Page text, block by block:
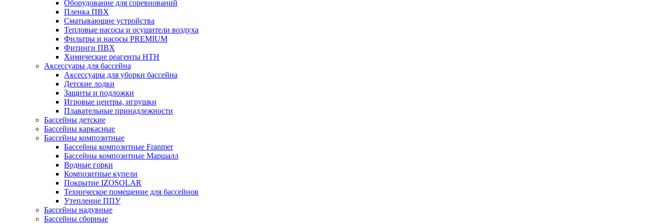
Оборудование для соревнований
Пленка ПВХ
Сматывающие устройства
Тепловые насосы и осушители воздуха
Фильтры и насосы PREMIUM
Фитинги ПВХ
Химические реагенты HTH
Аксессуары для бассейна
Аксессуары для уборки бассейна
Детские лодки
Защиты и подложки
Игровые центры, игрушки
Плавательные принадлежности
Бассейны детские
Бассейны каркасные
Бассейны композитные
Бассейны композитные Franmer
Бассейны композитные Маршалл
Водные горки
Композитные купели
Покрытие IZOSOLAR
Техническое помещение для бассейнов
Утепление ППУ
Бассейны надувные
Бассейны сборные